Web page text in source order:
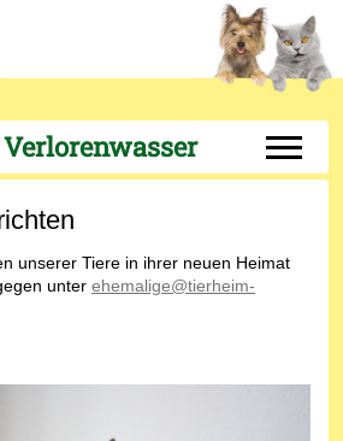
Off-
unserer Tiere in ihrer neuen Heimat
unter ehemalige@tierheim-